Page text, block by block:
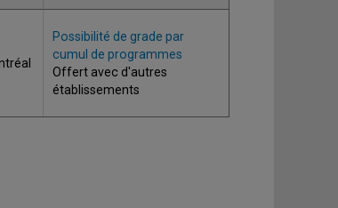
Possibilité de grade par
cumul de programmes
Offert avec d'autres
établissements